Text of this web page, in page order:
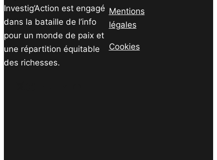
Investig’Action est engagé
dans la bataille de l’info
pour un monde de paix et
une répartition équitable
des richesses.
Mentions
légales
Cookies